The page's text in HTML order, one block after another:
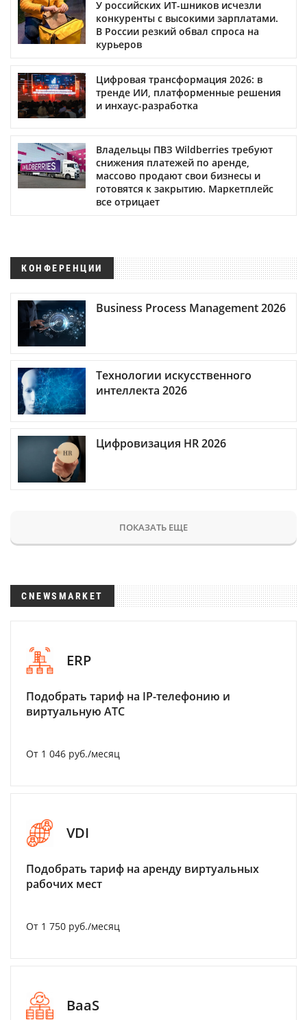
У российских ИТ-шников исчезли
конкуренты с высокими зарплатами.
В России резкий обвал спроса на
курьеров
Цифровая трансформация 2026: в
тренде ИИ, платформенные решения
и инхаус-разработка
Владельцы ПВЗ Wildberries требуют
снижения платежей по аренде,
массово продают свои бизнесы и
готовятся к закрытию. Маркетплейс
все отрицает
КОНФЕРЕНЦИИ
Business Process Management 2026
Технологии искусственного
интеллекта 2026
Цифровизация HR 2026
ПОКАЗАТЬ ЕЩЕ
CNEWSMARKET
ERP
Подобрать тариф на IP-телефонию и
виртуальную АТС
От 1 046 руб./месяц
VDI
Подобрать тариф на аренду виртуальных
рабочих мест
От 1 750 руб./месяц
BaaS